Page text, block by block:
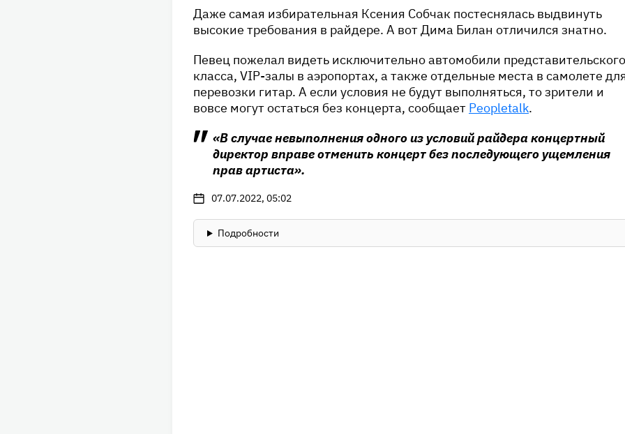
Даже самая избирательная Ксения Собчак постеснялась выдвинуть
высокие требования в райдере. А вот Дима Билан отличился знатно.
Певец пожелал видеть исключительно автомобили представительского
класса, VIP-залы в аэропортах, а также отдельные места в самолете
перевозки гитар. А если условия не будут выполняться, то зрители и
вовсе могут остаться без концерта, сообщает Peopletalk.
«В случае невыполнения одного из условий райдера концертный
директор вправе отменить концерт без последующего ущемления
прав артиста».
07.07.2022, 05:02
Подробности